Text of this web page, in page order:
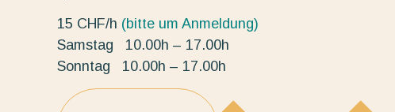
15 CHF/h (bitte um Anmeldung)
Samstag 10.00h – 17.00h
Sonntag 10.00h – 17.00h